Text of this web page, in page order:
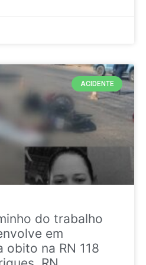
ACIDENTE
do trabalho
em
obito na RN 118